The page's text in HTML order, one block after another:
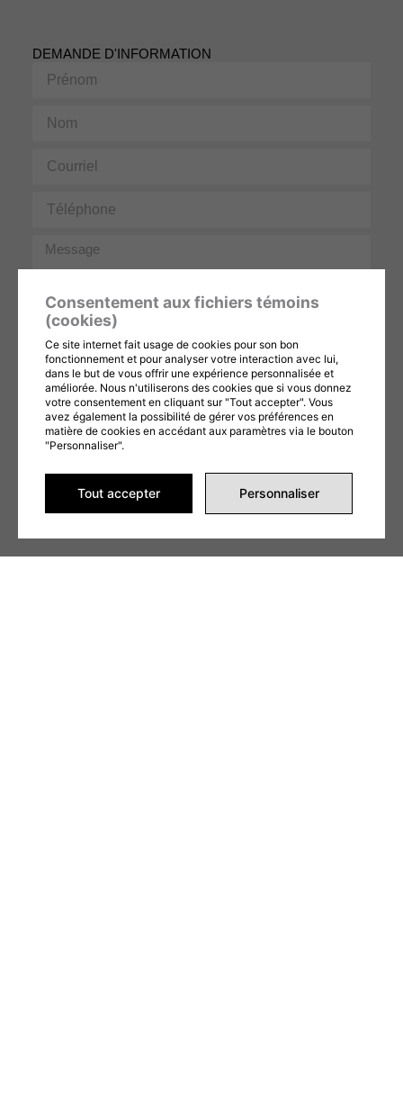
DEMANDE D'INFORMATION
Prénom
Nom
Courriel
Téléphone
Message
ENVOYER LA DEMANDE
Ce formulaire est protégé par reCAPTCHA et les
Politiques de confidentialité
Conditions d'utilisation
vous consentez à partager vos informations
Consentement aux fichiers témoins
(cookies)
Ce site internet fait usage de cookies pour son bon
fonctionnement et pour analyser votre interaction avec lui,
dans le but de vous offrir une expérience personnalisée et
améliorée. Nous n'utiliserons des cookies que si vous donnez
votre consentement en cliquant sur "Tout accepter". Vous
avez également la possibilité de gérer vos préférences en
matière de cookies en accédant aux paramètres via le bouton
"Personnaliser".
Tout accepter Personnaliser